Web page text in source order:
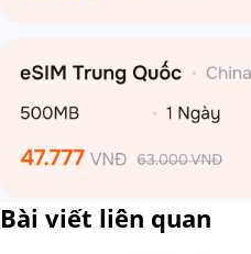
Bài viết liên quan